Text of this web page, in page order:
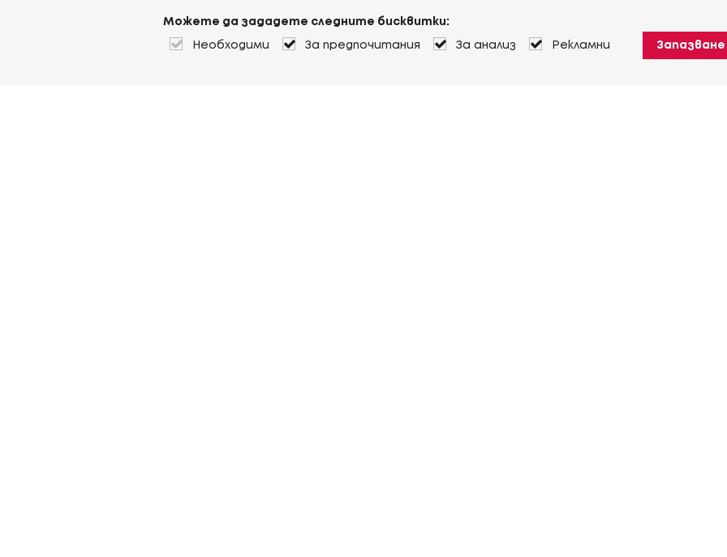
Можете да зададете следните бисквитки:
Необходими За предпочитания За анализ Рекламни